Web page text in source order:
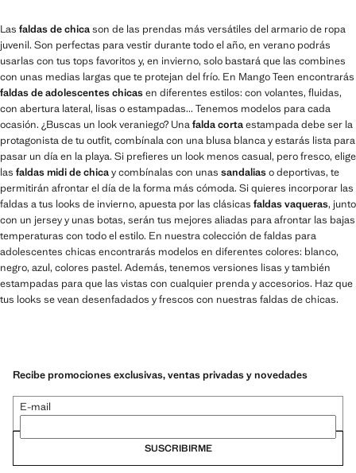
Las faldas de chicason de las prendas más versátiles del armario de ropa
juvenil. Son perfectas para vestir durante todo el año, en verano podrás
usarlas con tus tops favoritos y, en invierno, solo bastará que las combines
con unas medias largas que te protejan del frío. En Mango Teen encontrarás
faldas de adolescentes chicasen diferentes estilos: con volantes, fluidas,
con abertura lateral, lisas o estampadas... Tenemos modelos para cada
ocasión. ¿Buscas un look veraniego? Unafalda cortaestampada debe ser la
protagonista de tu outfit, combínala con una blusa blanca y estarás lista para
pasar un día en la playa. Si prefieres un look menos casual, pero fresco, elige
las faldas midi de chicay combínalas con unas sandaliaso deportivas, te
permitirán afrontar el día de la forma más cómoda. Si quieres incorporar las
faldas a tus looks de invierno, apuesta por las clásicas faldas vaqueras, junto
con un jersey y unas botas, serán tus mejores aliadas para afrontar las bajas
temperaturas con todo el estilo. En nuestra colección de faldas para
adolescentes chicas encontrarás modelos en diferentes colores: blanco,
negro, azul, colores pastel. Además, tenemos versiones lisas y también
estampadas para que las vistas con cualquier prenda y accesorios. Haz que
tus looks se vean desenfadados y frescos con nuestras faldas de chicas.
Recibe promociones exclusivas, ventas privadas y novedades
E-mail
SUSCRIBIRME